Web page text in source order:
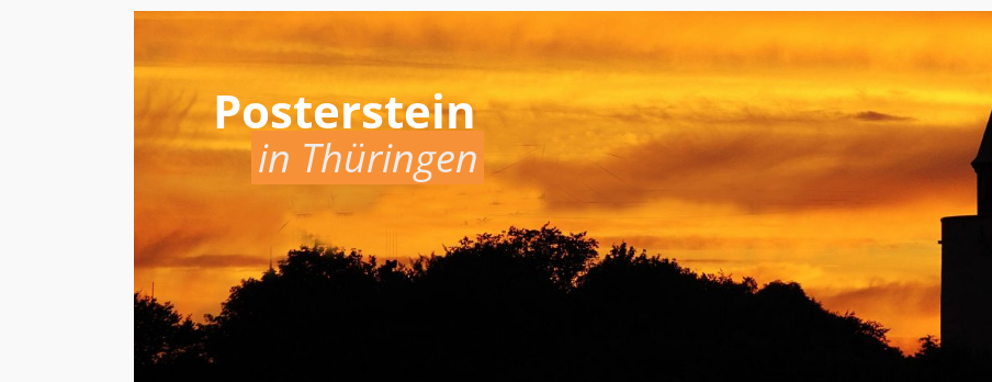
Posterstein
in Thüringen